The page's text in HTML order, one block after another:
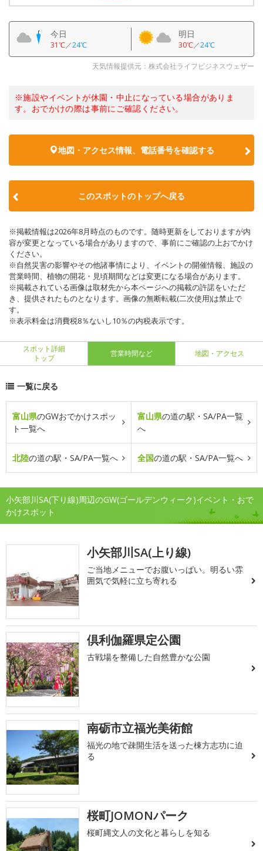
今日
31℃／24℃
明日
30℃／24℃
天気情報提供元：株式会社ライフビジネスウェザー
※施設やイベントが休園・中止になっている場合がありま
す。おでかけの際は事前にご確認ください。
地図・アクセス情報、電話番号を確認する
このスポットのトップへ戻る
※掲載情報は2026年8月時点のものです。随時更新をしておりますが内
容が変更となっている場合がありますので、事前にご確認の上おでかけ
ください。
※自然災害の影響やその他諸事情により、イベントの開催情報、施設の
営業時間、植物の開花・見頃期間などは変更になる場合があります。
※掲載されている画像は取材先から本ページへの掲載の許諾をいただ
き、提供されたものとなります。画像の無断転載(二次使用)は禁止で
す。
※表示料金は消費税8％ないし10％の内税表示です。
スポット詳細
トップ
営業時間など 地図・アクセス
一覧に戻る
富山県のGWおでかけスポッ
ト一覧へ
富山県の道の駅・SA/PA一覧
へ
北陸の道の駅・SA/PA一覧へ 全国の道の駅・SA/PA一覧へ
小矢部川SA(下り線)周辺のGW(ゴールデンウィーク)イベント・おで
かけスポット
小矢部川SA(上り線)
ご当地メニューでお腹いっぱい。明るい雰
囲気で気軽に立ち寄れる
倶利伽羅県定公園
古戦場を整備した自然豊かな公園
南砺市立福光美術館
福光の地で疎開生活を送った棟方志功に迫
る
桜町JOMONパーク
桜町縄文人の文化と暮らしを知る